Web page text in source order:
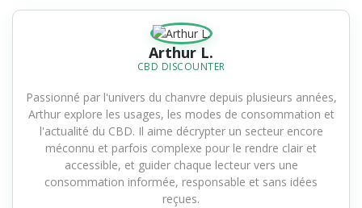
Arthur L.
CBD DISCOUNTER
Passionné par l'univers du chanvre depuis plusieurs années,
Arthur explore les usages, les modes de consommation et
l'actualité du CBD. Il aime décrypter un secteur encore
méconnu et parfois complexe pour le rendre clair et
accessible, et guider chaque lecteur vers une
consommation informée, responsable et sans idées
reçues.